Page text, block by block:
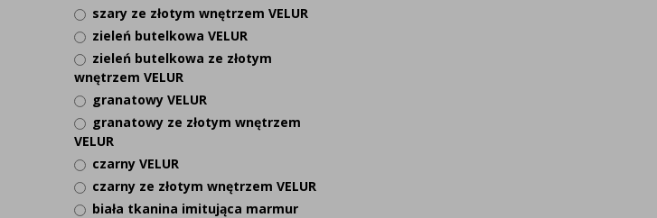
szary ze złotym wnętrzem VELUR
zieleń butelkowa VELUR
zieleń butelkowa ze złotym
wnętrzem VELUR
granatowy VELUR
granatowy ze złotym wnętrzem
VELUR
czarny VELUR
czarny ze złotym wnętrzem VELUR
biała tkanina imitująca marmur